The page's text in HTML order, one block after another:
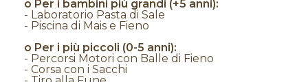
o Per i bambini più grandi (+5 anni):
- Laboratorio Pasta di Sale
- Piscina di Mais e Fieno
o Per i più piccoli (0-5 anni):
- Percorsi Motori con Balle di Fieno
- Corsa con i Sacchi